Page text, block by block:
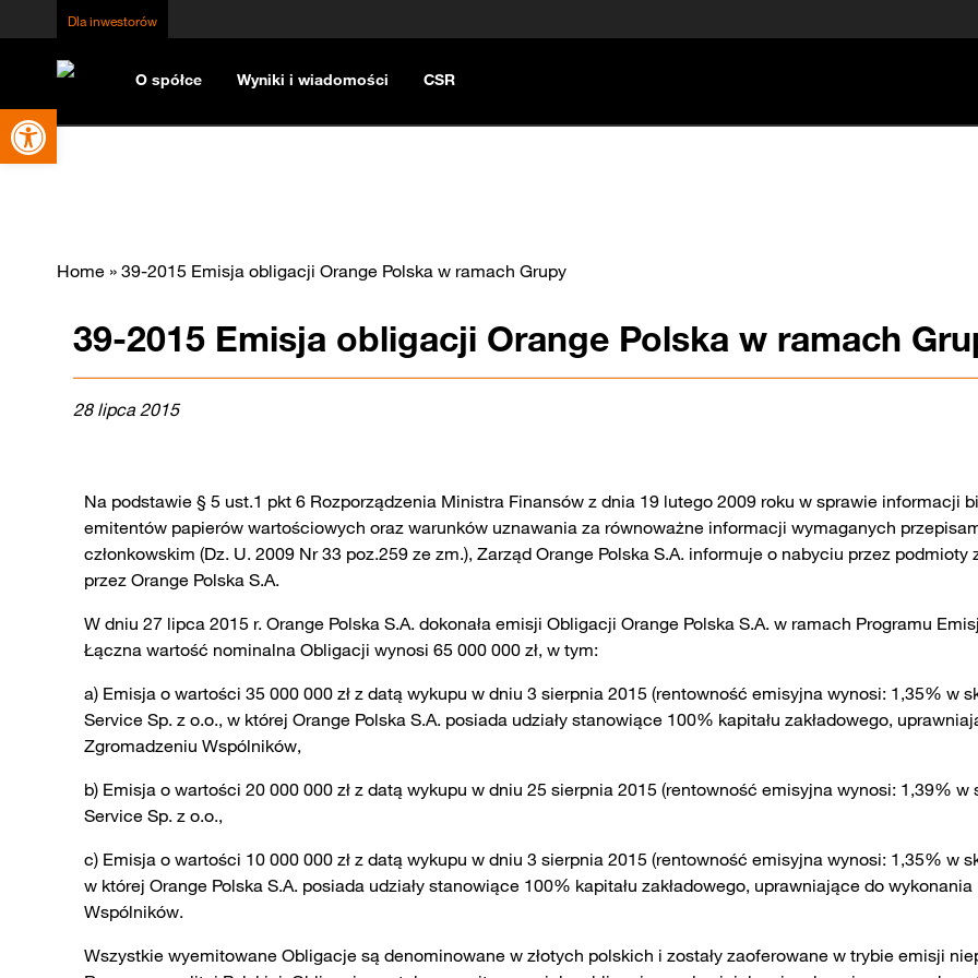
Otwórz pasek narzędzi
Dla inwestorów
O spółce Wyniki i wiadomości CSR
Home » 39-2015 Emisja obligacji Orange Polska w ramach Grupy
39-2015 Emisja obligacji Orange Polska w ramach
28 lipca 2015
Na podstawie § 5 ust.1 pkt 6 Rozporządzenia Ministra Finansów z dnia 19 lutego 2009 roku w sprawie informacji
emitentów papierów wartościowych oraz warunków uznawania za równoważne informacji wymaganych
członkowskim (Dz. U. 2009 Nr 33 poz.259 ze zm.), Zarząd Orange Polska S.A. informuje o nabyciu przez
przez Orange Polska S.A.
W dniu 27 lipca 2015 r. Orange Polska S.A. dokonała emisji Obligacji Orange Polska S.A. w ramach Programu
Łączna wartość nominalna Obligacji wynosi 65 000 000 zł, w tym:
a) Emisja o wartości 35 000 000 zł z datą wykupu w dniu 3 sierpnia 2015 (rentowność emisyjna wynosi: 1,35% w
Service Sp. z o.o., w której Orange Polska S.A. posiada udziały stanowiące 100% kapitału zakładowego,
Zgromadzeniu Wspólników,
b) Emisja o wartości 20 000 000 zł z datą wykupu w dniu 25 sierpnia 2015 (rentowność emisyjna wynosi: 1,39%
Service Sp. z o.o.,
c) Emisja o wartości 10 000 000 zł z datą wykupu w dniu 3 sierpnia 2015 (rentowność emisyjna wynosi: 1,35% w
w której Orange Polska S.A. posiada udziały stanowiące 100% kapitału zakładowego, uprawniające do
Wspólników.
Wszystkie wyemitowane Obligacje są denominowane w złotych polskich i zostały zaoferowane w trybie emisji